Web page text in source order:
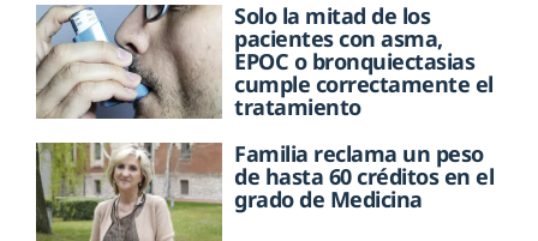
Solo la mitad de los
pacientes con asma,
EPOC o bronquiectasias
cumple correctamente el
tratamiento
Familia reclama un peso
de hasta 60 créditos en el
grado de Medicina